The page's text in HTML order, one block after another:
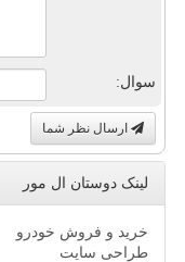
سوال:
ارسال نظر شما
لینک دوستان ال مور
خرید و فروش خودرو
طراحی سایت